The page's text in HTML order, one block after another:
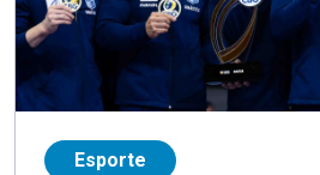
Esporte